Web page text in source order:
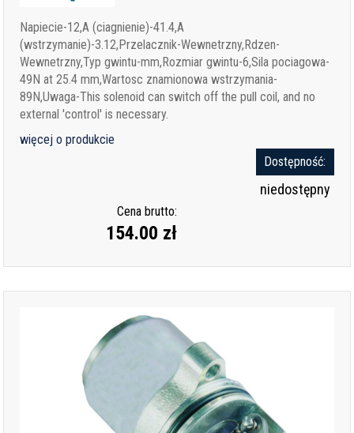
Napiecie-12,A (ciagnienie)-41.4,A
(wstrzymanie)-3.12,Przelacznik-Wewnetrzny,Rdzen-
Wewnetrzny,Typ gwintu-mm,Rozmiar gwintu-6,Sila pociagowa-
49N at 25.4 mm,Wartosc znamionowa wstrzymania-
89N,Uwaga-This solenoid can switch off the pull coil, and no
external 'control' is necessary.
więcej o produkcie
Dostępność:
niedostępny
Cena brutto:
154.00 zł